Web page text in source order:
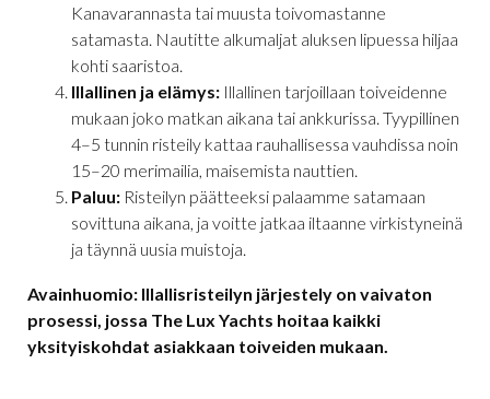
Kanavarannasta tai muusta toivomastanne
satamasta. Nautitte alkumaljat aluksen lipuessa hiljaa
kohti saaristoa.
Illallinen ja elämys: Illallinen tarjoillaan toiveidenne
mukaan joko matkan aikana tai ankkurissa. Tyypillinen
4–5 tunnin risteily kattaa rauhallisessa vauhdissa noin
15–20 merimailia, maisemista nauttien.
Paluu: Risteilyn päätteeksi palaamme satamaan
sovittuna aikana, ja voitte jatkaa iltaanne virkistyneinä
ja täynnä uusia muistoja.
Avainhuomio: Illallisristeilyn järjestely on vaivaton
prosessi, jossa The Lux Yachts hoitaa kaikki
yksityiskohdat asiakkaan toiveiden mukaan.